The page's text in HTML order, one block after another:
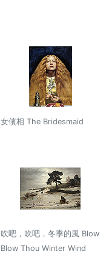
女儐相 The Bridesmaid
吹吧，吹吧，冬季的風 Blow
Blow Thou Winter Wind